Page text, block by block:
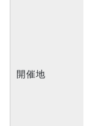
開催地